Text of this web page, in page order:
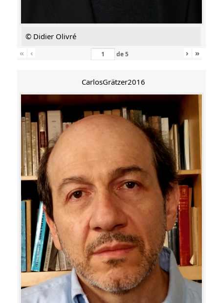
© Didier Olivré
«
‹ de5 › »
CarlosGrätzer2016